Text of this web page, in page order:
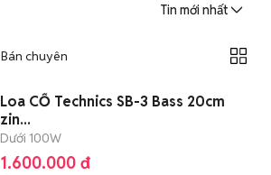
Tin mới nhất
Bán chuyên
Loa CỔ Technics SB-3 Bass 20cm
zin...
Dưới 100W
1.600.000 đ